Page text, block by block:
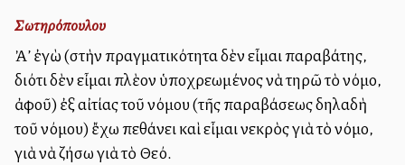
Σωτηρόπουλου
Ἀλλ’ ἐγὼ (στὴν πραγματικότητα δὲν εἶμαι παραβάτης,
διότι δὲν εἶμαι πλὲον ὑποχρεωμένος νὰ τηρῶ τὸ νόμο,
ἀφοῦ) ἐξ αἰτίας τοῦ νόμου (τῆς παραβάσεως δηλαδὴ
τοῦ νόμου) ἔχω πεθάνει καὶ εἶμαι νεκρὸς γιὰ τὸ νόμο,
γιὰ νὰ ζήσω γιὰ τὸ Θεό.